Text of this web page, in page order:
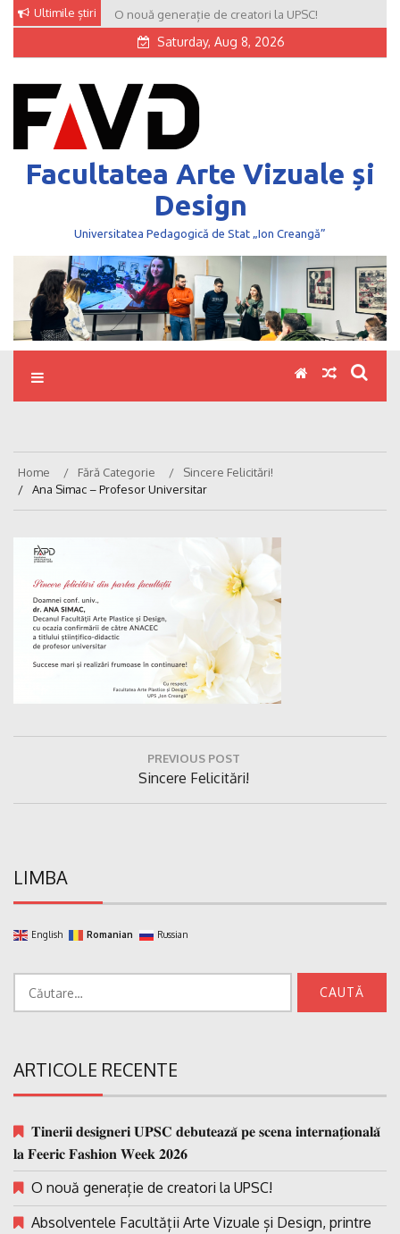
Skip
content
Ultimile știri O nouă generație de creatori la UPSC!
Saturday, Aug 8, 2026
Facultatea Arte Vizuale și
Design
Universitatea Pedagogică de Stat „Ion Creangă”
Home Fără Categorie
Sincere Felicitări!
Ana Simac – Profesor Universitar
PREVIOUS POST
Previous
Post:
Sincere Felicitări!
LIMBA
English Romanian Russian
ARTICOLE RECENTE
𝐓𝐢𝐧𝐞𝐫𝐢𝐢 𝐝𝐞𝐬𝐢𝐠𝐧𝐞𝐫𝐢 𝐔𝐏𝐒𝐂 𝐝𝐞𝐛𝐮𝐭𝐞𝐚𝐳𝐚̆ 𝐩𝐞 𝐬𝐜𝐞𝐧𝐚 𝐢𝐧𝐭𝐞𝐫𝐧𝐚𝐭̗𝐢𝐨𝐧𝐚𝐥𝐚̆
𝐥𝐚 𝐅𝐞𝐞𝐫𝐢𝐜 𝐅𝐚𝐬𝐡𝐢𝐨𝐧 𝐖𝐞𝐞𝐤 𝟐𝟎𝟐𝟔
O nouă generație de creatori la UPSC!
Absolventele Facultății Arte Vizuale și Design, printre